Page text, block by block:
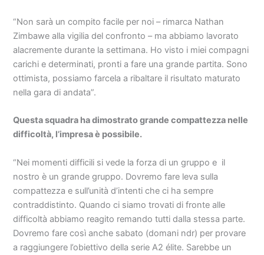
“Non sarà un compito facile per noi – rimarca Nathan
Zimbawe alla vigilia del confronto – ma abbiamo lavorato
alacremente durante la settimana. Ho visto i miei compagni
carichi e determinati, pronti a fare una grande partita. Sono
ottimista, possiamo farcela a ribaltare il risultato maturato
nella gara di andata”.
Questa squadra ha dimostrato grande compattezza nelle
difficoltà, l’impresa è possibile.
“Nei momenti difficili si vede la forza di un gruppo e il
nostro è un grande gruppo. Dovremo fare leva sulla
compattezza e sull’unità d’intenti che ci ha sempre
contraddistinto. Quando ci siamo trovati di fronte alle
difficoltà abbiamo reagito remando tutti dalla stessa parte.
Dovremo fare così anche sabato (domani ndr) per provare
a raggiungere l’obiettivo della serie A2 élite. Sarebbe un